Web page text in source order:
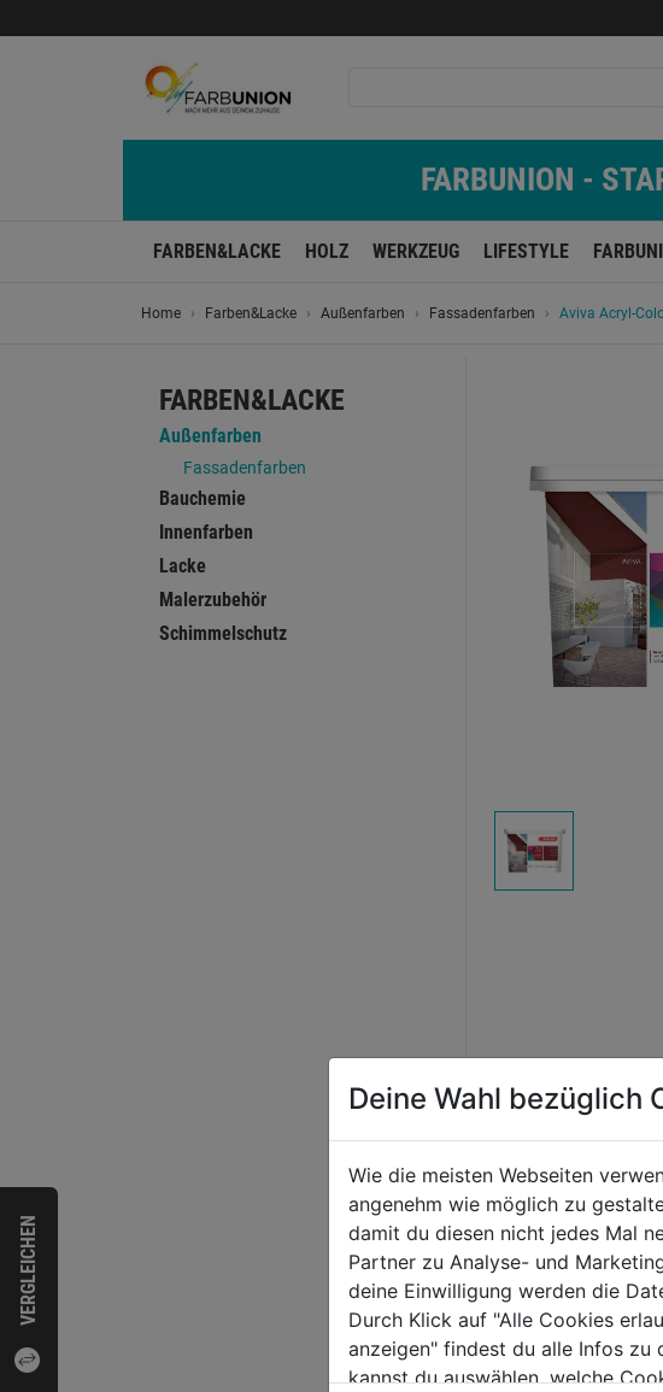
VERGLEICHEN
FARBUNION -
FARBEN&LACKE HOLZ WERKZEUG LIFESTYLE
Home Farben&Lacke Außenfarben Fassadenfarben Aviva Acryl-
FARBEN&LACKE
Außenfarben
Fassadenfarben
Bauchemie
Innenfarben
Lacke
Malerzubehör
Schimmelschutz
Technische Daten
geeignet für
Untergrund
Glanzgrad
Reichweite bei
Sonstige
Bewertung
Deine Wahl bezüglich
Wie die meisten Webseiten
angenehm wie möglich zu
damit du diesen nicht jedes Mal
Partner zu Analyse- und
deine Einwilligung werden die
Durch Klick auf "Alle Cookies
anzeigen" findest du alle Infos zu
kannst du auswählen, welche